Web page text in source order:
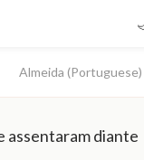
Almeida (Portuguese)
assentaram diante